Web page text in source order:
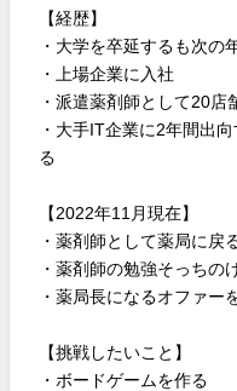
【経歴】
・大学を卒延するも次の
・上場企業に入社
・派遣薬剤師として20店
・大手IT企業に2年間出
る
【2022年11月現在】
・薬剤師として薬局に戻
・薬剤師の勉強そっちの
・薬局長になるオファー
【挑戦したいこと】
・ボードゲームを作る